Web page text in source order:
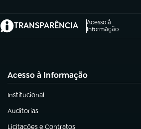
TRANSPARÊNCIA
Acesso à
Informação
(abre em nova aba)
Acesso à Informação
Institucional
(abre em nova aba)
Auditorias
(abre em nova aba)
Licitações e Contratos